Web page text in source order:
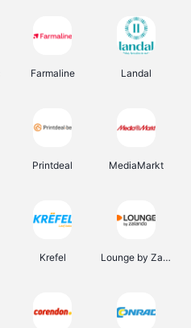
Farmaline Landal
Printdeal MediaMarkt
Krefel Lounge by Zalando